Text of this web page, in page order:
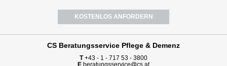
KOSTENLOS ANFORDERN
CS Beratungsservice Pflege & Demenz
T+43 - 1 - 717 53 - 3800
E beratungsservice@cs.at